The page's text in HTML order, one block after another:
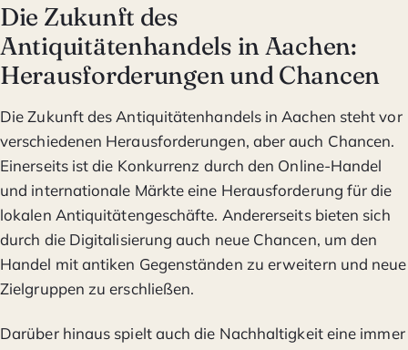
Die Zukunft des
Antiquitätenhandels in Aachen:
Herausforderungen und Chancen
Die Zukunft des Antiquitätenhandels in Aachen steht vor
verschiedenen Herausforderungen, aber auch Chancen.
Einerseits ist die Konkurrenz durch den Online-Handel
und internationale Märkte eine Herausforderung für die
lokalen Antiquitätengeschäfte. Andererseits bieten sich
durch die Digitalisierung auch neue Chancen, um den
Handel mit antiken Gegenständen zu erweitern und neue
Zielgruppen zu erschließen.
Darüber hinaus spielt auch die Nachhaltigkeit eine immer